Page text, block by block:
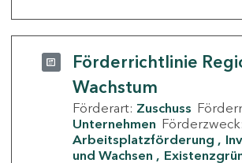
Förderrichtlinie
Wachstum
Förderart: Zuschuss
Unternehmen Förderzweck:
Arbeitsplatzförderung
und Wachsen